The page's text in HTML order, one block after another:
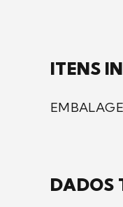
ITENS
DADOS